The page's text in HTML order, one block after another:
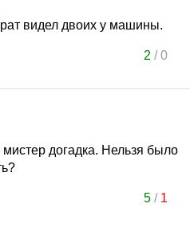
видел двоих у машины.
2 /0
догадка. Нельзя было
5/ 1